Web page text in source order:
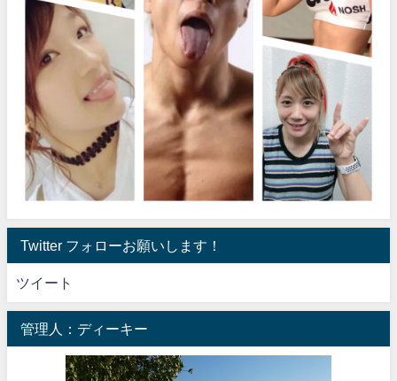
Twitter フォローお願いします！
ツイート
管理人：ディーキー